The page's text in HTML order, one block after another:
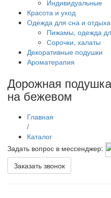
Индивидуальные
Красота и уход
Одежда для сна и
Пижамы, одежда
Сорочки, халаты
Декоративные подушки
Ароматерапия
Дорожная
на бежевом
Главная
/
Каталог
Задать вопрос в мессенджер:
Заказать звонок